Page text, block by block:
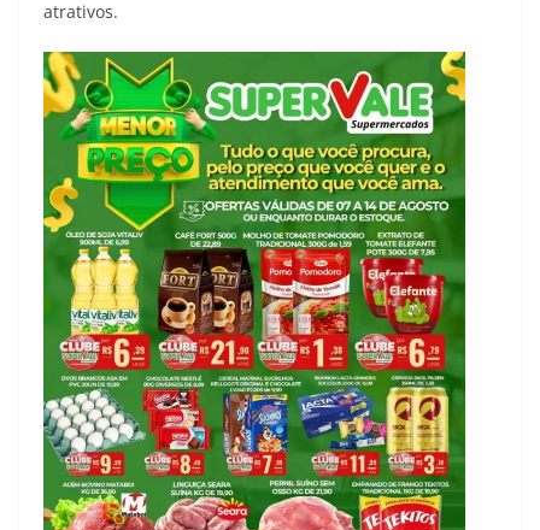
atrativos.